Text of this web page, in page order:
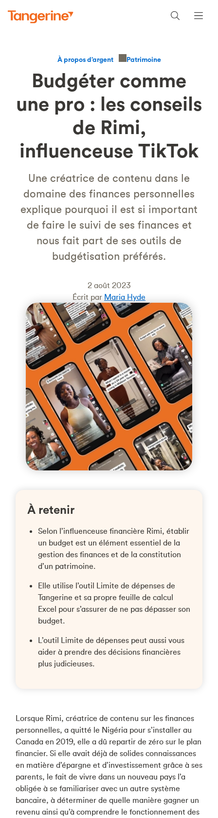
À propos d’argent Patrimoine
Budgéter comme
une pro : les conseils
de Rimi,
influenceuse TikTok
Une créatrice de contenu dans le
domaine des finances personnelles
explique pourquoi il est si important
de faire le suivi de ses finances et
nous fait part de ses outils de
budgétisation préférés.
2 août 2023
Écrit par Maria Hyde
À retenir
Selon l’influenceuse financière Rimi, établir
un budget est un élément essentiel de la
gestion des finances et de la constitution
d’un patrimoine.
Elle utilise l’outil Limite de dépenses de
Tangerine et sa propre feuille de calcul
Excel pour s’assurer de ne pas dépasser son
budget.
L’outil Limite de dépenses peut aussi vous
aider à prendre des décisions financières
plus judicieuses.
Lorsque Rimi, créatrice de contenu sur les finances
personnelles, a quitté le Nigéria pour s’installer au
Canada en 2019, elle a dû repartir de zéro sur le plan
financier. Si elle avait déjà de solides connaissances
en matière d’épargne et d’investissement grâce à ses
parents, le fait de vivre dans un nouveau pays l’a
obligée à se familiariser avec un autre système
bancaire, à déterminer de quelle manière gagner un
revenu ainsi qu’à comprendre le fonctionnement des